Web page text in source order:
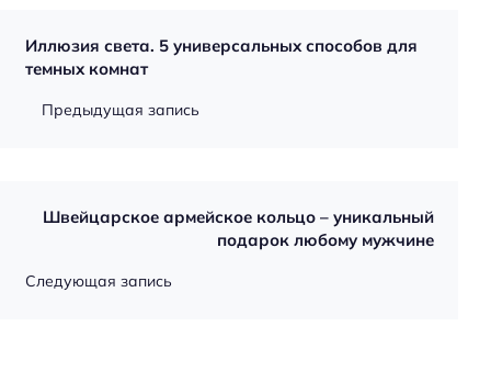
Иллюзия света. 5 универсальных способов для
темных комнат
Предыдущая запись
Швейцарское армейское кольцо – уникальный
подарок любому мужчине
Следующая запись